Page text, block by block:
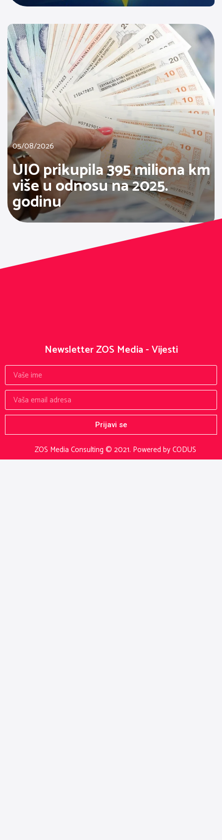
05/08/2026
UIO prikupila 395 miliona km
više u odnosu na 2025.
godinu
ZOS Media Consulting © 2021. Powered by CODUS
Newsletter ZOS Media - Vijesti
Prijavi se